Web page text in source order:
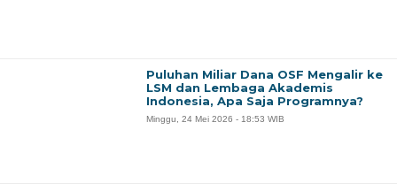
Puluhan Miliar Dana OSF Mengalir ke
LSM dan Lembaga Akademis
Indonesia, Apa Saja Programnya?
Minggu, 24 Mei 2026 - 18:53 WIB